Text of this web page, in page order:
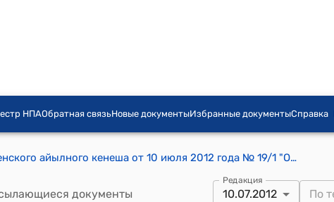
НПАОбратная связьНовые документыИзбранные документыСправка
Постановление Уч-Тюбенского айылного кенеша от 10 июля 2012 года № 19/1 "О здравоохранении"
документы
Редакция
10.07.2012